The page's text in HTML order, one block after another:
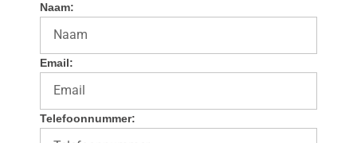
Naam:
Email:
Telefoonnummer: